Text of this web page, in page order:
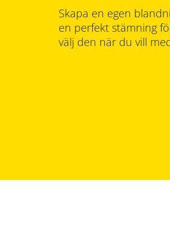
Skapa en egen
en perfekt stämning
välj den när du vill